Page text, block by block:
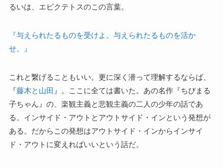
るいは、エピクテトスのこの言葉。
『与えられたるものを受けよ。与えられたるものを活か
せ。』
これと繋げることもいい。更に深く潜って理解するならば、
『藤木と山田 』。ここに全ては書いた。あの名作『ちびまる
子ちゃん』の、楽観主義と悲観主義の二人の少年の話であ
る。インサイド・アウトとアウトサイド・インという発想が
ある。だからこの発想はアウトサイド・インからインサイ
ド・アウトに変えればいいという話だ。